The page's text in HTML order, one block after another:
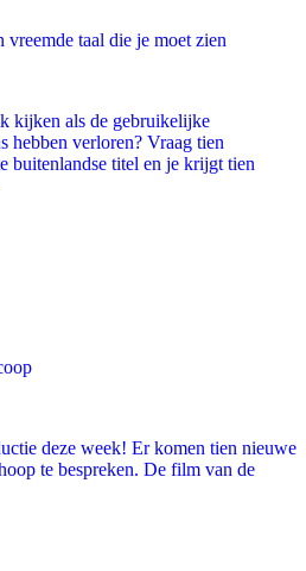
taal die je moet zien
kijken als de gebruikelijke
verloren? Vraag tien
buitenlandse titel en je krijgt tien
deze week! Er komen tien nieuwe
te bespreken. De film van de